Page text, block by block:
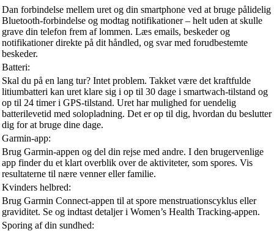
Dan forbindelse mellem uret og din smartphone ved at bruge pålidelig
Bluetooth-forbindelse og modtag notifikationer – helt uden at skulle
grave din telefon frem af lommen. Læs emails, beskeder og
notifikationer direkte på dit håndled, og svar med forudbestemte
beskeder.
Batteri:
Skal du på en lang tur? Intet problem. Takket være det kraftfulde
litiumbatteri kan uret klare sig i op til 30 dage i smartwach-tilstand og
op til 24 timer i GPS-tilstand. Uret har mulighed for uendelig
batterilevetid med solopladning. Det er op til dig, hvordan du beslutter
dig for at bruge dine dage.
Garmin-app:
Brug Garmin-appen og del din rejse med andre. I den brugervenlige
app finder du et klart overblik over de aktiviteter, som spores. Vis
resultaterne til nære venner eller familie.
Kvinders helbred:
Brug Garmin Connect-appen til at spore menstruationscyklus eller
graviditet. Se og indtast detaljer i Women’s Health Tracking-appen.
Sporing af din sundhed: